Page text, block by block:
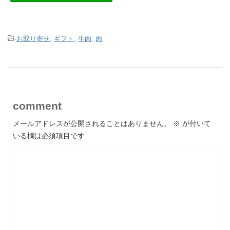
-お取り寄せ ギフト 牛肉 肉
comment
メールアドレスが公開されることはありません。 ※ が付いて
いる欄は必須項目です